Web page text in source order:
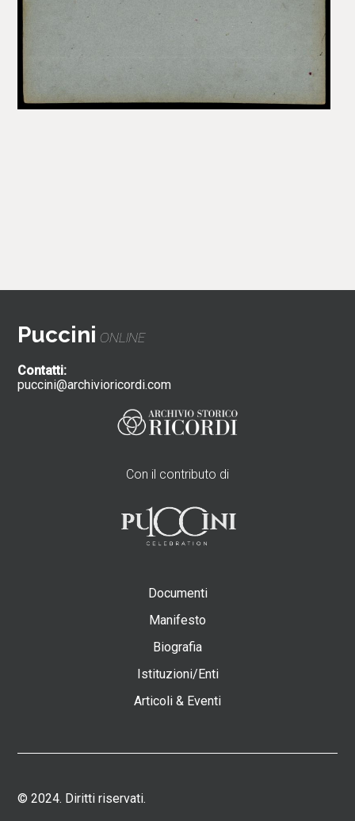
Puccini ONLINE
Contatti:
puccini@archivioricordi.com
Con il contributo di
Documenti
Manifesto
Biografia
Istituzioni/Enti
Articoli & Eventi
© 2024. Diritti riservati.